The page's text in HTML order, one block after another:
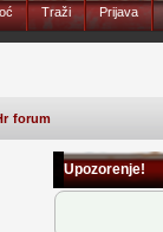
Traži Prijava
forum
Upozorenje!